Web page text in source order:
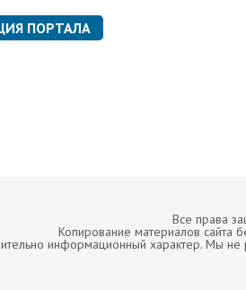
ПОРТАЛА
Все права
Копирование материалов сайта
информационный характер. Мы